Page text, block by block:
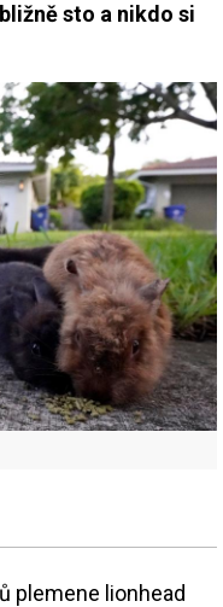
sto a nikdo si
plemene lionhead